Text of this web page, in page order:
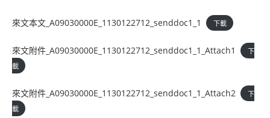
來文本文_A09030000E_1130122712_senddoc1_1 下載
來文附件_A09030000E_1130122712_senddoc1_1_Attach1
下
載
來文附件_A09030000E_1130122712_senddoc1_1_Attach2
下
載